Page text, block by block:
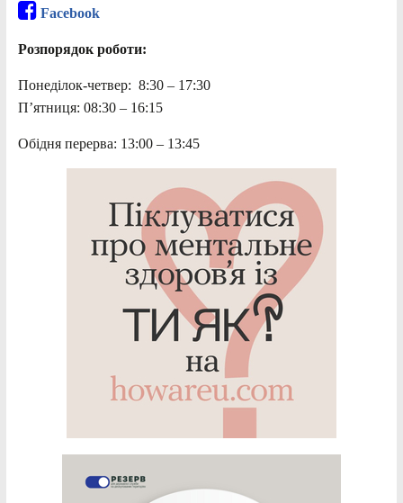
Facebook
Розпорядок роботи:
Понеділок-четвер: 8:30 – 17:30
П’ятниця: 08:30 – 16:15
Обідня перерва: 13:00 – 13:45